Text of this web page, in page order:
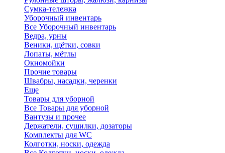
Сумка-тележка
Уборочный инвентарь
Все Уборочный инвентарь
Ведра, урны
Веники, щётки, совки
Лопаты, мётлы
Окномойки
Прочие товары
Швабры, насадки, черенки
Еще
Товары для уборной
Все Товары для уборной
Вантузы и прочее
Держатели, сушилки, дозаторы
Комплекты для WC
Колготки, носки, одежда